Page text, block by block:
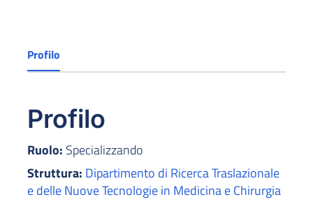
Profilo
Profilo
Ruolo: Specializzando
Struttura: Dipartimento di Ricerca Traslazionale
e delle Nuove Tecnologie in Medicina e Chirurgia